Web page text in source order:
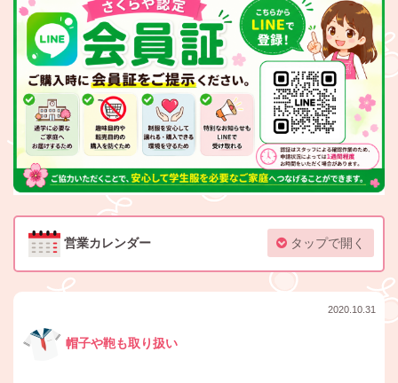
営業カレンダー タップで開く
2020.10.31
帽子や鞄も取り扱い